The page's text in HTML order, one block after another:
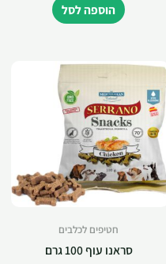
הוספה לסל
חטיפים לכלבים
סראנו עוף 100 גרם